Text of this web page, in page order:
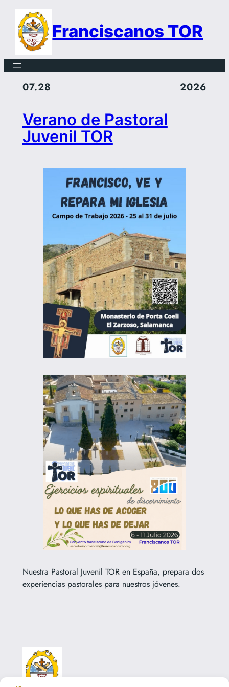
Saltar
contenido Franciscanos TOR
07.28 2026
Verano de Pastoral
Juvenil TOR
Nuestra Pastoral Juvenil TOR en España, prepara dos
experiencias pastorales para nuestros jóvenes.